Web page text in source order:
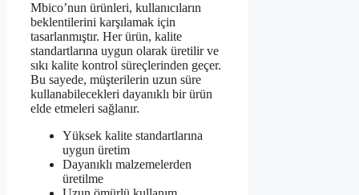
Mbico’nun ürünleri, kullanıcıların
beklentilerini karşılamak için
tasarlanmıştır. Her ürün, kalite
standartlarına uygun olarak üretilir ve
sıkı kalite kontrol süreçlerinden geçer.
Bu sayede, müşterilerin uzun süre
kullanabilecekleri dayanıklı bir ürün
elde etmeleri sağlanır.
Yüksek kalite standartlarına
uygun üretim
Dayanıklı malzemelerden
üretilme